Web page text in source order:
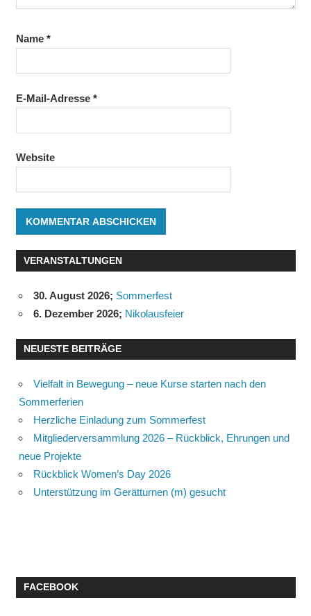
Name *
E-Mail-Adresse *
Website
VERANSTALTUNGEN
30. August 2026; Sommerfest
6. Dezember 2026; Nikolausfeier
NEUESTE BEITRÄGE
Vielfalt in Bewegung – neue Kurse starten nach den
Sommerferien
Herzliche Einladung zum Sommerfest
Mitgliederversammlung 2026 – Rückblick, Ehrungen und
neue Projekte
Rückblick Women’s Day 2026
Unterstützung im Gerätturnen (m) gesucht
FACEBOOK